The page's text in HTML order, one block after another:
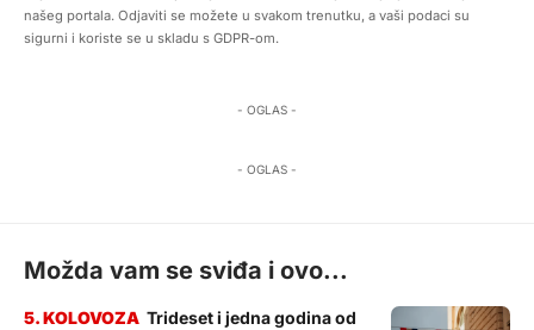
našeg portala. Odjaviti se možete u svakom trenutku, a vaši podaci su
sigurni i koriste se u skladu s GDPR-om.
- OGLAS -
- OGLAS -
Možda vam se sviđa i ovo...
Trideset i jedna godina od